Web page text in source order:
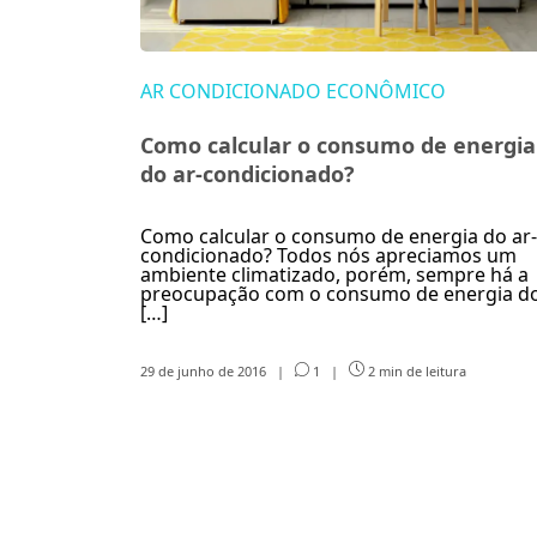
AR CONDICIONADO ECONÔMICO
Como calcular o consumo de energia
do ar-condicionado?
Como calcular o consumo de energia do ar-
condicionado? Todos nós apreciamos um
ambiente climatizado, porém, sempre há a
preocupação com o consumo de energia
[…]
29 de junho de 2016 | 1 | 2 min de leitura